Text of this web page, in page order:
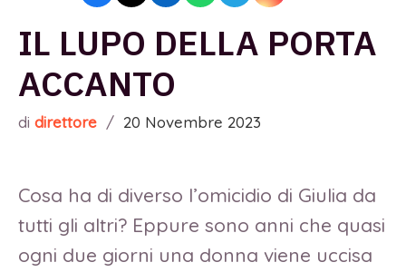
IL LUPO DELLA PORTA
ACCANTO
di direttore / 20 Novembre 2023
Cosa ha di diverso l’omicidio di Giulia da
tutti gli altri? Eppure sono anni che quasi
ogni due giorni una donna viene uccisa